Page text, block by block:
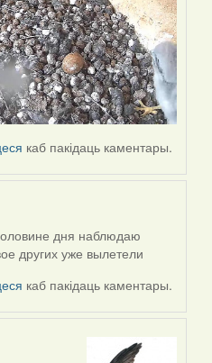
каб пакідаць каментары.
дня наблюдаю
других уже вылетели
каб пакідаць каментары.